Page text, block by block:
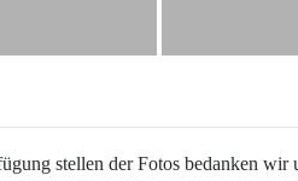
stellen der Fotos bedanken wir